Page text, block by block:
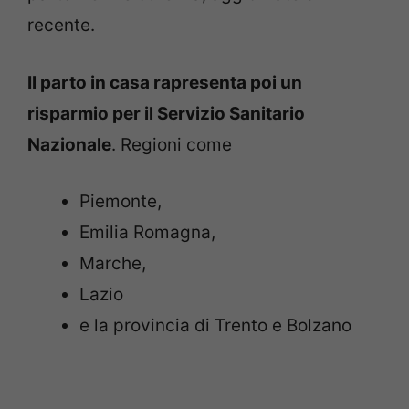
recente.
Il parto in casa rapresenta poi un
risparmio per il Servizio Sanitario
Nazionale. Regioni come
Piemonte,
Emilia Romagna,
Marche,
Lazio
e la provincia di Trento e Bolzano